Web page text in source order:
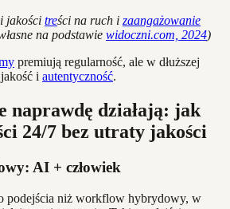
jakości treści na ruch i zaangażowanie
na podstawie widoczni.com, 2024)
premiują regularność, ale w dłuższej
i autentyczność.
naprawdę działają: jak
24/7 bez utraty jakości
AI + człowiek
podejścia niż workflow hybrydowy, w